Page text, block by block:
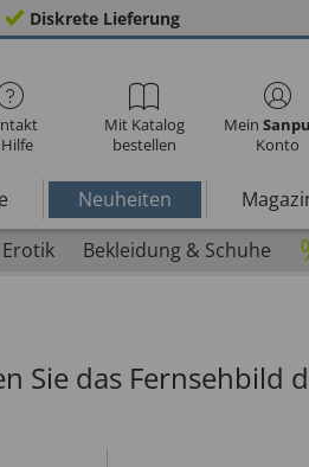
Diskrete Lieferung
Mit Katalog
bestellen
Mein
Konto
Neuheiten
Erotik Bekleidung & Schuhe
Sie das Fernsehbild